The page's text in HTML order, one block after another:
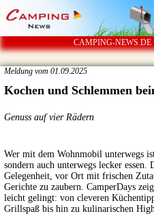
CAMPING-NEWS.DE
Meldung vom 01.09.2025
Kochen und Schlemmen
Genuss auf vier Rädern
Wer mit dem Wohnmobil unterwegs
sondern auch unterwegs lecker essen.
Gelegenheit, vor Ort mit frischen
Gerichte zu zaubern. CamperDays
leicht gelingt: von cleveren
Grillspaß bis hin zu kulinarischen